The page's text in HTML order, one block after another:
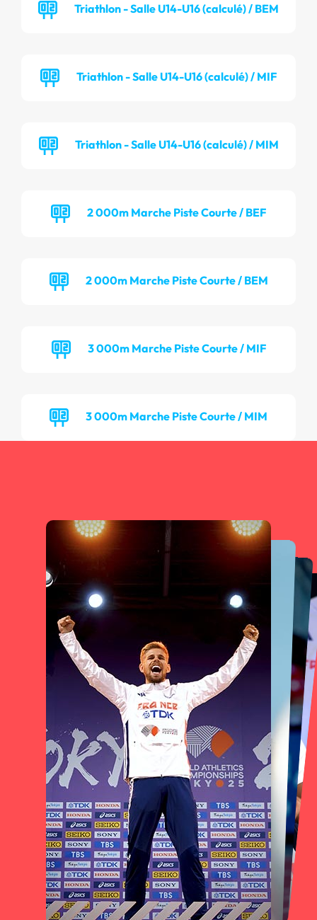
Triathlon - Salle U14-U16 (calculé) / BEM
Triathlon - Salle U14-U16 (calculé) / MIF
Triathlon - Salle U14-U16 (calculé) / MIM
2 000m Marche Piste Courte / BEF
2 000m Marche Piste Courte / BEM
3 000m Marche Piste Courte / MIF
3 000m Marche Piste Courte / MIM